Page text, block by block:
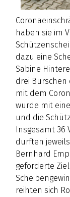
haben sie im
dazu eine
Sabine
drei Burschen
mit dem
wurde mit
und die
Insgesamt
durften
Bernhard
geforderte
reihten sich